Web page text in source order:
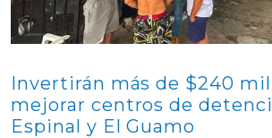
Invertirán más de $240
mejorar centros de
Espinal y El Guamo